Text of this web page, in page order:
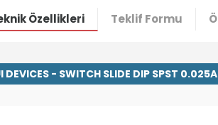
Özellikleri Teklif Formu
- SWITCH SLIDE DIP SPST